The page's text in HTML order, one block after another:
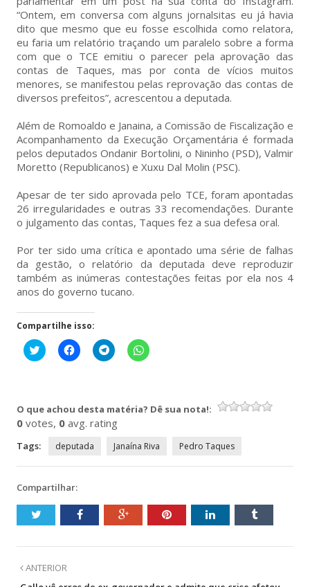
“Ontem, em conversa com alguns jornalsitas eu já havia
dito que mesmo que eu fosse escolhida como relatora,
eu faria um relatório traçando um paralelo sobre a forma
com que o TCE emitiu o parecer pela aprovação das
contas de Taques, mas por conta de vícios muitos
menores, se manifestou pelas reprovação das contas de
diversos prefeitos”, acrescentou a deputada.
Além de Romoaldo e Janaina, a Comissão de Fiscalização e
Acompanhamento da Execução Orçamentária é formada
pelos deputados Ondanir Bortolini, o Nininho (PSD), Valmir
Moretto (Republicanos) e Xuxu Dal Molin (PSC).
Apesar de ter sido aprovada pelo TCE, foram apontadas
26 irregularidades e outras 33 recomendações. Durante
o julgamento das contas, Taques fez a sua defesa oral.
Por ter sido uma crítica e apontado uma série de falhas
da gestão, o relatório da deputada deve reproduzir
também as inúmeras contestações feitas por ela nos 4
anos do governo tucano.
Compartilhe isso:
Clique
para
janela)
Clique
para
janela)
Clique
para
janela)
Clique
para
janela)
O que achou desta matéria? Dê sua nota!:
0 votes, 0 avg. rating
Tags: deputada Janaína Riva Pedro Taques
Compartilhar:
ANTERIOR